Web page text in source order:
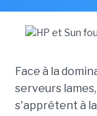
Face à la
serveurs
s'apprêtent à